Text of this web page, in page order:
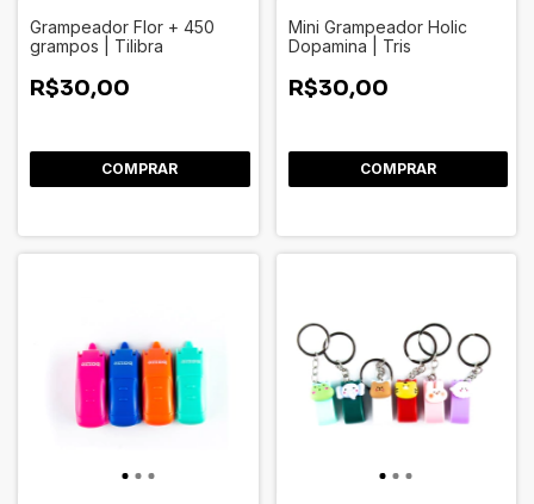
Grampeador Flor + 450
grampos | Tilibra
R$30,00
Mini Grampeador Holic
Dopamina | Tris
R$30,00